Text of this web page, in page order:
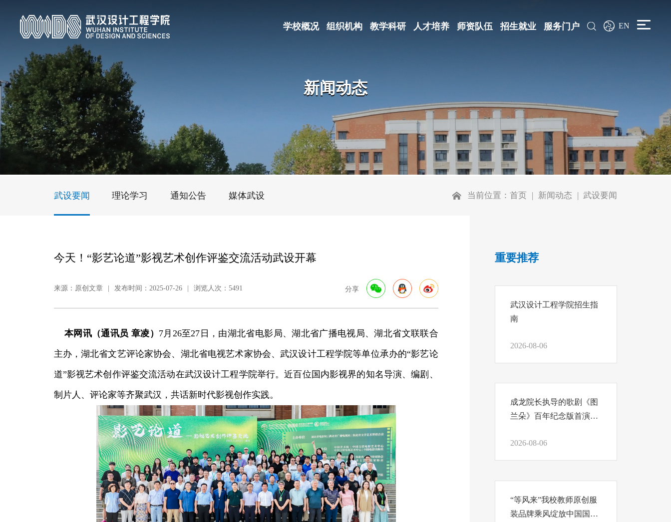
学校概况 组织机构 教学科研 人才培养 师资队伍 招生就业 服务门户 EN
新闻动态
武设要闻 理论学习 通知公告 媒体武设 当前位置： 首页 新闻动态 武设要闻
今天！“影艺论道”影视艺术创作评鉴交流活动武设开幕
来源：原创文章 | 发布时间：2025-07-26 | 浏览人次：5491 分享
本网讯（通讯员 章凌） 7月26至27日，由湖北省电影局、湖北省广播电视局、湖北省文联联合
主办，湖北省文艺评论家协会、湖北省电视艺术家协会、武汉设计工程学院等单位承办的“影艺论
道”影视艺术创作评鉴交流活动在武汉设计工程学院举行。近百位国内影视界的知名导演、编剧、
制片人、评论家等齐聚武汉，共话新时代影视创作实践。
重要推荐
武汉设计工程学院招生指
南
2026-08-06
成龙院长执导的歌剧《图
兰朵》百年纪念版首演，
上！
2026-08-06
“等风来”我校教师原创服
装品牌乘风绽放中国国际